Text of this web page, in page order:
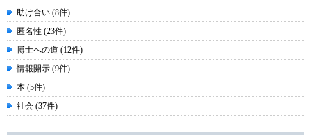
助け合い (8件)
匿名性 (23件)
博士への道 (12件)
情報開示 (9件)
本 (5件)
社会 (37件)